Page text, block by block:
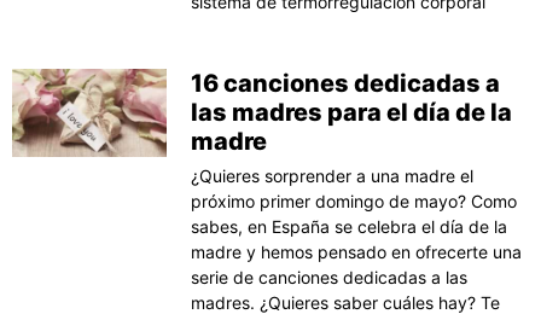
16 canciones dedicadas a
las madres para el día de la
madre
¿Quieres sorprender a una madre el
próximo primer domingo de mayo? Como
sabes, en España se celebra el día de la
madre y hemos pensado en ofrecerte una
serie de canciones dedicadas a las
madres. ¿Quieres saber cuáles hay? Te